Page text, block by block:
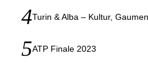
Turin & Alba – Kultur,
ATP Finale 2023